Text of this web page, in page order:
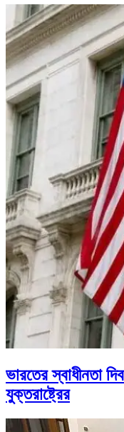
ভারতের স্বাধীনতা
যুক্তরাষ্ট্রের